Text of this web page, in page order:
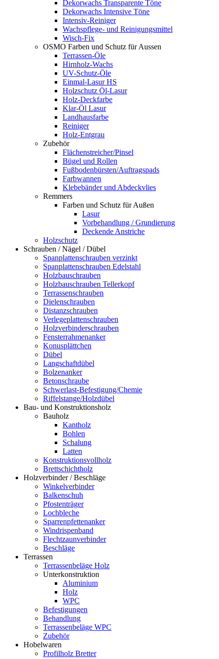
Dekorwachs Transparente Töne
Dekorwachs Intensive Töne
Intensiv-Reiniger
Wachspflege- und Reinigungsmittel
Wisch-Fix
OSMO Farben und Schutz für Aussen
Terrassen-Öle
Hirnholz-Wachs
UV-Schutz-Öle
Einmal-Lasur HS
Holzschutz Öl-Lasur
Holz-Deckfarbe
Klar-Öl Lasur
Landhausfarbe
Reiniger
Holz-Entgrau
Zubehör
Flächenstreicher/Pinsel
Bügel und Rollen
Fußbodenbürsten/Auftragspads
Farbwannen
Klebebänder und Abdeckvlies
Remmers
Farben und Schutz für Außen
Lasur
Vorbehandlung / Grundierung
Deckende Anstriche
Holzschutz
Schrauben / Nägel / Dübel
Spanplattenschrauben verzinkt
Spanplattenschrauben Edelstahl
Holzbauschrauben
Holzbauschrauben Tellerkopf
Terrassenschrauben
Dielenschrauben
Distanzschrauben
Verlegeplattenschrauben
Holzverbinderschrauben
Fensterrahmenanker
Konusplättchen
Dübel
Langschaftdübel
Bolzenanker
Betonschraube
Schwerlast-Befestigung/Chemie
Riffelstange/Holzdübel
Bau- und Konstruktionsholz
Bauholz
Kantholz
Bohlen
Schalung
Latten
Konstruktionsvollholz
Brettschichtholz
Holzverbinder / Beschläge
Winkelverbinder
Balkenschuh
Pfostenträger
Lochbleche
Sparrenpfettenanker
Windrispenband
Flechtzaunverbinder
Beschläge
Terrassen
Terrassenbeläge Holz
Unterkonstruktion
Aluminium
Holz
WPC
Befestigungen
Behandlung
Terrassenbeläge WPC
Zubehör
Hobelwaren
Profilholz Bretter